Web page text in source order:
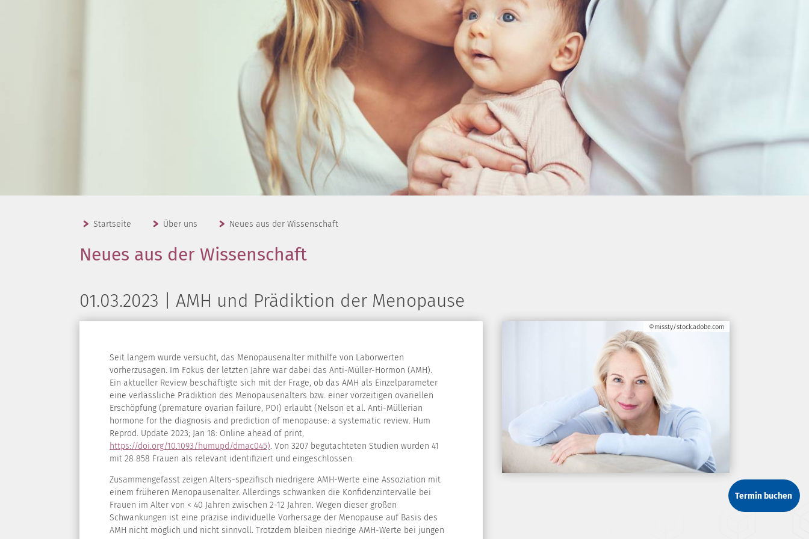
Startseite Über uns Neues aus der Wissenschaft
Neues aus der Wissenschaft
01.03.2023 | AMH und Prädiktion der Menopause
Seit langem wurde versucht, das Menopausenalter mithilfe von Laborwerten
vorherzusagen. Im Fokus der letzten Jahre war dabei das Anti-Müller-Hormon (AMH).
Ein aktueller Review beschäftigte sich mit der Frage, ob das AMH als Einzelparameter
eine verlässliche Prädiktion des Menopausenalters bzw. einer vorzeitigen ovariellen
Erschöpfung (premature ovarian failure, POI) erlaubt (Nelson et al. Anti-Müllerian
hormone for the diagnosis and prediction of menopause: a systematic review. Hum
Reprod. Update 2023; Jan 18: Online ahead of print,
https://doi.org/10.1093/humupd/dmac045). Von 3207 begutachteten Studien wurden 41
mit 28 858 Frauen als relevant identifiziert und eingeschlossen.
Zusammengefasst zeigen Alters-spezifisch niedrigere AMH-Werte eine Assoziation mit
einem früheren Menopausenalter. Allerdings schwanken die Konfidenzintervalle bei
Frauen im Alter von < 40 Jahren zwischen 2-12 Jahren. Wegen dieser großen
Schwankungen ist eine präzise individuelle Vorhersage der Menopause auf Basis des
AMH nicht möglich und nicht sinnvoll. Trotzdem bleiben niedrige AMH-Werte bei jungen
©missty/stock.adobe.com
Termin buchen